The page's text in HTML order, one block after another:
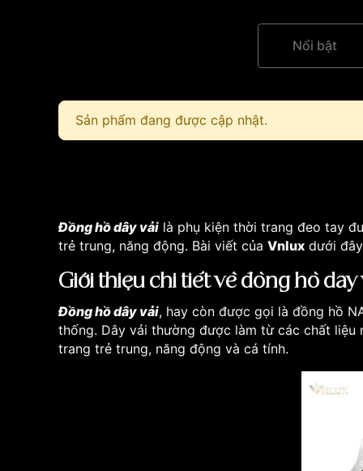
Nổi bật
Sản phẩm đang được cập nhật.
Đồng hồ dây vải là phụ kiện thời trang đeo tay
trẻ trung, năng động. Bài viết của Vnlux dưới
Giới thiệu chi tiết về đồng hồ dây
Đồng hồ dây vải, hay còn được gọi là đồng hồ
thống. Dây vải thường được làm từ các chất liệu
trang trẻ trung, năng động và cá tính.